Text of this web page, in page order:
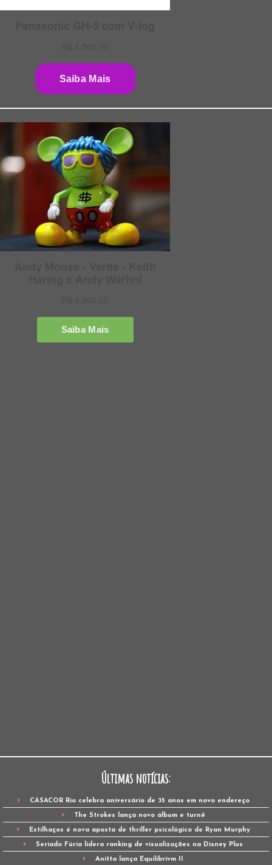
Últimas notícias:
CASACOR Rio celebra aniversário de 35 anos em novo endereço
The Strokes lança novo álbum e turnê
Estilhaços é nova aposta de thriller psicológico de Ryan Murphy
Seriado Fúria lidera ranking de visualizações na Disney Plus
Anitta lança Equilibrivm II